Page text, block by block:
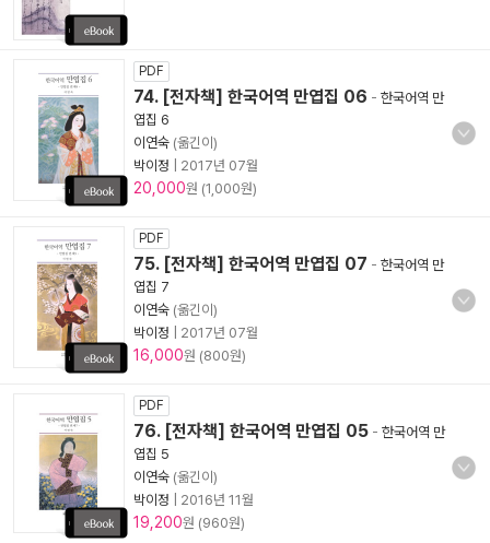
PDF
74. [전자책] 한국어역 만엽집 06 - 한국어역 만
엽집 6
이연숙 (옮긴이)
박이정
2017년 07월
20,000원 (1,000원)
PDF
75. [전자책] 한국어역 만엽집 07 - 한국어역 만
엽집 7
이연숙 (옮긴이)
박이정
2017년 07월
16,000원 (800원)
PDF
76. [전자책] 한국어역 만엽집 05 - 한국어역 만
엽집 5
이연숙 (옮긴이)
박이정
2016년 11월
19,200원 (960원)